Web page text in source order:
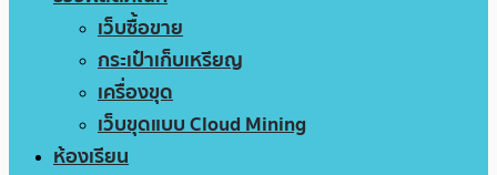
เว็บซื้อขาย
กระเป๋าเก็บเหรียญ
เครื่องขุด
เว็บขุดแบบ Cloud Mining
ห้องเรียน